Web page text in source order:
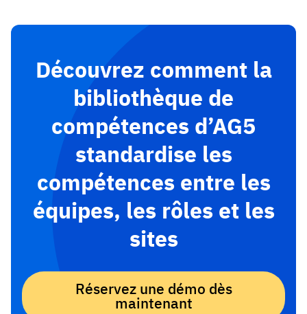
Découvrez comment la
bibliothèque de
compétences d’AG5
standardise les
compétences entre les
équipes, les rôles et les
sites
Réservez une démo dès
maintenant